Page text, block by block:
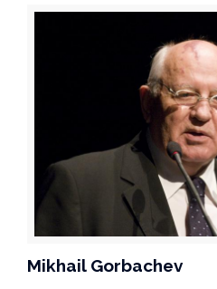
Mikhail Gorbachev